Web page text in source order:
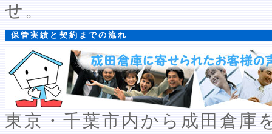
せ。
保管実績と契約までの流れ
東京・千葉市内から成田倉庫